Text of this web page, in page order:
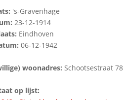
's-Gravenhage
23-12-1914
Eindhoven
06-12-1942
woonadres:Schootsestraat 78
op lijst: